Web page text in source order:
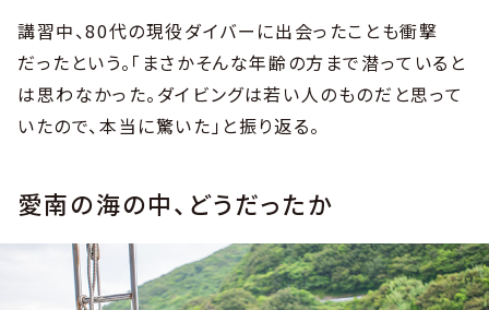
講習中、80代の現役ダイバーに出会ったことも衝撃
だったという。「まさかそんな年齢の方まで潜っていると
は思わなかった。ダイビングは若い人のものだと思って
いたので、本当に驚いた」と振り返る。
愛南の海の中、どうだったか